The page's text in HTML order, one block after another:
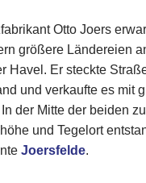
Otto Joers
größere Ländereien
Havel. Er steckte
und verkaufte es mit
der Mitte der beiden
und Tegelort
Joersfelde.